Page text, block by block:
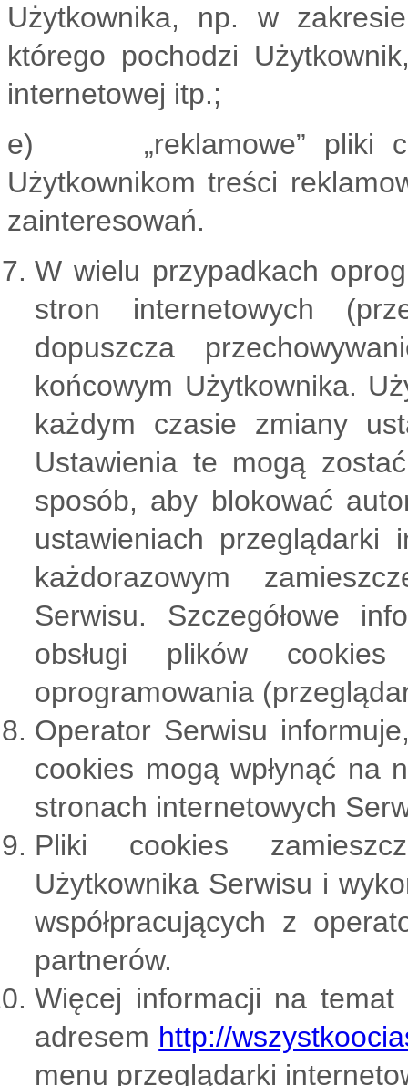
Użytkownika, np. w
którego pochodzi
internetowej itp.;
e) „reklamowe” pliki
Użytkownikom treści
zainteresowań.
W wielu przypadkach
stron internetowych
dopuszcza
końcowym Użytkownika.
każdym czasie zmiany
Ustawienia te mogą
sposób, aby blokować
ustawieniach przeglądarki
każdorazowym
Serwisu. Szczegółowe
obsługi plików
oprogramowania
Operator Serwisu
cookies mogą wpłynąć na
stronach internetowych
Pliki cookies
Użytkownika Serwisu i
współpracujących z
partnerów.
Więcej informacji na
adresem http://
menu przeglądarki